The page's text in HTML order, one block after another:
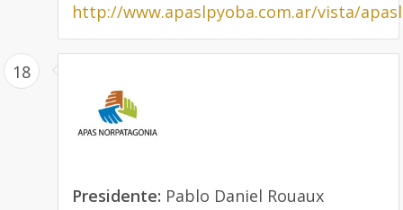
http://www.apaslpyoba.com.ar/vista/
18
Presidente: Pablo Daniel Rouaux